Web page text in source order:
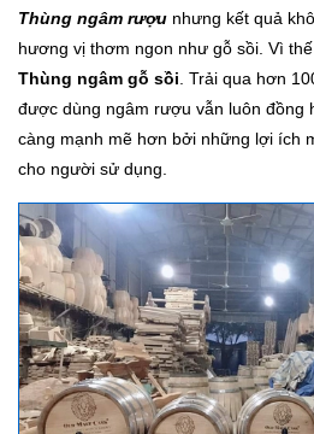
Thùng ngâm rượu nhưng kết quả
hương vị thơm ngon như gỗ sồi. Vì
Thùng ngâm gỗ sồi. Trải qua hơn
được dùng ngâm rượu vẫn luôn đồng
càng mạnh mẽ hơn bởi những lợi ích
cho người sử dụng.